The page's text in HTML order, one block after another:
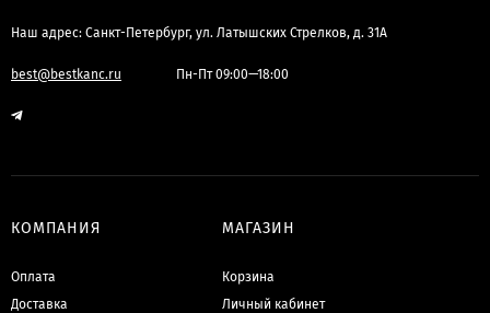
Наш адрес: Санкт-Петербург, ул. Латышских Стрелков, д. 31А
best@bestkanc.ru Пн-Пт 09:00—18:00
КОМПАНИЯ
Оплата
Доставка
МАГАЗИН
Корзина
Личный кабинет